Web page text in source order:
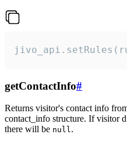
getContactInfo#
Returns visitor's contact info
contact_info structure. If visitor
there will be null.